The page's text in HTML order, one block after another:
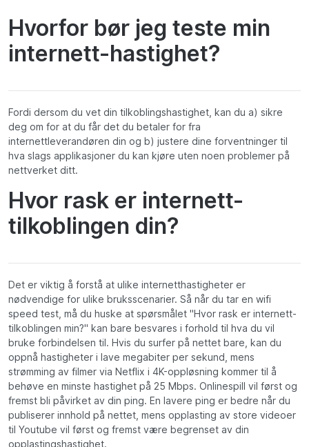
Hvorfor bør jeg teste min
internett-hastighet?
Fordi dersom du vet din tilkoblingshastighet, kan du a) sikre
deg om for at du får det du betaler for fra
internettleverandøren din og b) justere dine forventninger til
hva slags applikasjoner du kan kjøre uten noen problemer på
nettverket ditt.
Hvor rask er internett-
tilkoblingen din?
Det er viktig å forstå at ulike internetthastigheter er
nødvendige for ulike bruksscenarier. Så når du tar en wifi
speed test, må du huske at spørsmålet "Hvor rask er internett-
tilkoblingen min?" kan bare besvares i forhold til hva du vil
bruke forbindelsen til. Hvis du surfer på nettet bare, kan du
oppnå hastigheter i lave megabiter per sekund, mens
strømming av filmer via Netflix i 4K-oppløsning kommer til å
behøve en minste hastighet på 25 Mbps. Onlinespill vil først og
fremst bli påvirket av din ping. En lavere ping er bedre når du
publiserer innhold på nettet, mens opplasting av store videoer
til Youtube vil først og fremst være begrenset av din
opplastingshastighet.